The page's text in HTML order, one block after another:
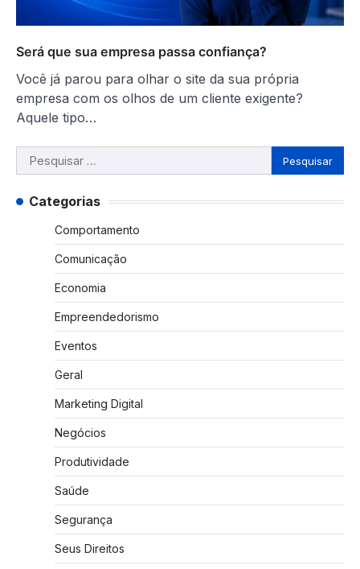
Será que sua empresa passa confiança?
Você já parou para olhar o site da sua própria
empresa com os olhos de um cliente exigente?
Aquele tipo…
Pesquisar
por:
Categorias
Comportamento
Comunicação
Economia
Empreendedorismo
Eventos
Geral
Marketing Digital
Negócios
Produtividade
Saúde
Segurança
Seus Direitos